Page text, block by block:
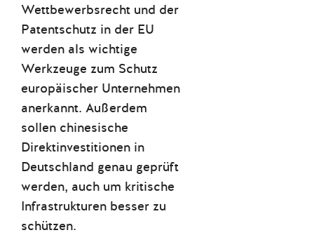
Wettbewerbsrecht und der
Patentschutz in der EU
werden als wichtige
Werkzeuge zum Schutz
europäischer Unternehmen
anerkannt. Außerdem
sollen chinesische
Direktinvestitionen in
Deutschland genau geprüft
werden, auch um kritische
Infrastrukturen besser zu
schützen.